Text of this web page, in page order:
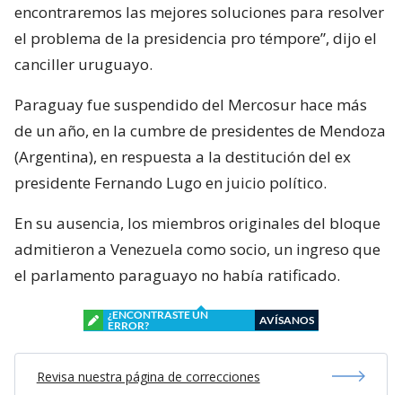
encontraremos las mejores soluciones para resolver
el problema de la presidencia pro témpore”, dijo el
canciller uruguayo.
Paraguay fue suspendido del Mercosur hace más
de un año, en la cumbre de presidentes de Mendoza
(Argentina), en respuesta a la destitución del ex
presidente Fernando Lugo en juicio político.
En su ausencia, los miembros originales del bloque
admitieron a Venezuela como socio, un ingreso que
el parlamento paraguayo no había ratificado.
¿ENCONTRASTE UN
ERROR?
AVÍSANOS
Revisa nuestra página de correcciones